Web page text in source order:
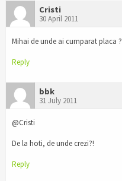
Cristi
30 April 2011
Mihai de unde ai cumparat placa ?
Reply
bbk
31 July 2011
@Cristi
De la hoti, de unde crezi?!
Reply